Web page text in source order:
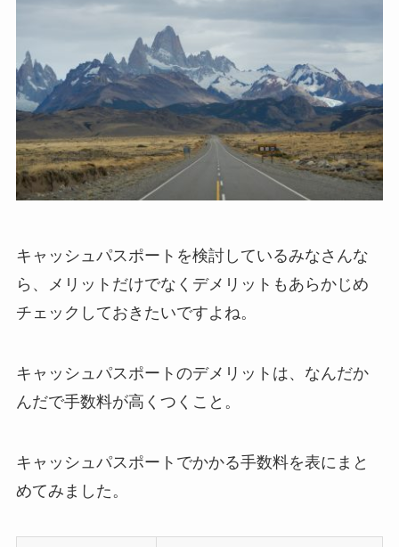
キャッシュパスポートを検討しているみなさんな
ら、メリットだけでなくデメリットもあらかじめ
チェックしておきたいですよね。
キャッシュパスポートのデメリットは、なんだか
んだで手数料が高くつくこと。
キャッシュパスポートでかかる手数料を表にまと
めてみました。